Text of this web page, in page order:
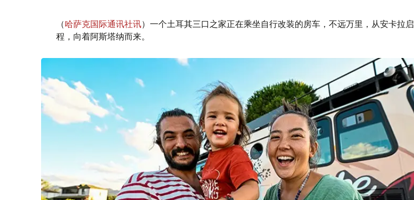
（哈萨克国际通讯社讯）一个土耳其三口之家正在乘坐自行改装的房车，不远万里，从安卡拉启
程，向着阿斯塔纳而来。